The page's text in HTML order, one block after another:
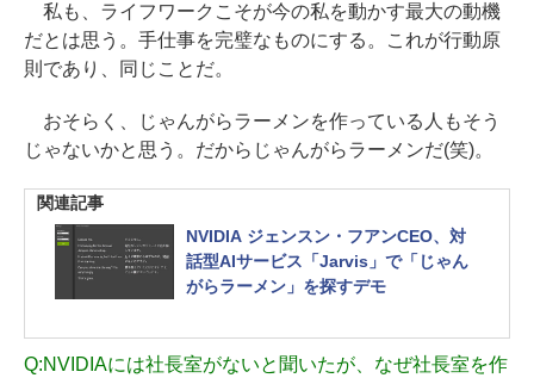
私も、ライフワークこそが今の私を動かす最大の動機
だとは思う。手仕事を完璧なものにする。これが行動原
則であり、同じことだ。
おそらく、じゃんがらラーメンを作っている人もそう
じゃないかと思う。だからじゃんがらラーメンだ(笑)。
関連記事
NVIDIA ジェンスン・フアンCEO、対
話型AIサービス「Jarvis」で「じゃん
がらラーメン」を探すデモ
Q:NVIDIAには社長室がないと聞いたが、なぜ社長室を作